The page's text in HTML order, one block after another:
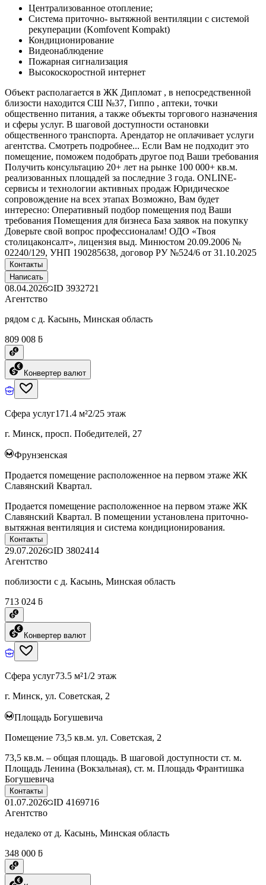
Централизованное отопление;
Система приточно- вытяжной вентиляции с системой
рекуперации (Komfovent Kompakt)
Кондиционирование
Видеонаблюдение
Пожарная сигнализация
Высокоскоростной интернет
Объект располагается в ЖК Дипломат , в непосредственной
близости находится СШ №37, Гиппо , аптеки, точки
общественно питания, а также объекты торгового назначения
и сферы услуг. В шаговой доступности остановки
общественного транспорта. Арендатор не оплачивает услуги
агентства. Смотреть подробнее... Если Вам не подходит это
помещение, поможем подобрать другое под Ваши требования
Получить консультацию 20+ лет на рынке 100 000+ кв.м.
реализованных площадей за последние 3 года. ONLINE-
сервисы и технологии активных продаж Юридическое
сопровождение на всех этапах Возможно, Вам будет
интересно: Оперативный подбор помещения под Ваши
требования Помещения для бизнеса База заявок на покупку
Доверьте свой вопрос профессионалам! ОДО «Твоя
столицаконсалт», лицензия выд. Минюстом 20.09.2006 №
02240/129, УНП 190285638, договор РУ №524/6 от 31.10.2025
Контакты
Написать
08.04.2026 ID 3932721
Агентство
рядом с д. Касынь, Минская область
809 008 ƃ
Конвертер валют
Сфера услуг171.4 м²2/25 этаж
г. Минск, просп. Победителей, 27
Фрунзенская
Продается помещение расположенное на первом этаже ЖК
Славянский Квартал.
Продается помещение расположенное на первом этаже ЖК
Славянский Квартал. В помещении установлена приточно-
вытяжная вентиляция и система кондиционирования.
Контакты
29.07.2026 ID 3802414
Агентство
поблизости с д. Касынь, Минская область
713 024 ƃ
Конвертер валют
Сфера услуг73.5 м²1/2 этаж
г. Минск, ул. Советская, 2
Площадь Богушевича
Помещение 73,5 кв.м. ул. Советская, 2
73,5 кв.м. – общая площадь. В шаговой доступности ст. м.
Площадь Ленина (Вокзальная), ст. м. Площадь Франтишка
Богушевича
Контакты
01.07.2026 ID 4169716
Агентство
недалеко от д. Касынь, Минская область
348 000 ƃ